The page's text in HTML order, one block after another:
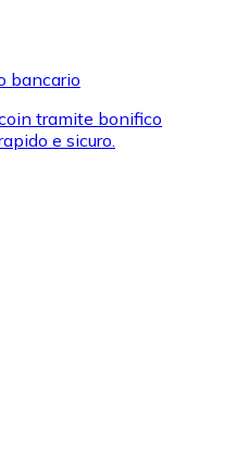
per acquistare
marchi preferiti con
bancario
tramite bonifico
e sicuro.